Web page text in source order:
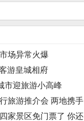
场异常火爆
游皇城相府
市迎旅游小高峰
旅游推介会 两地携手
家景区免门票了 你还